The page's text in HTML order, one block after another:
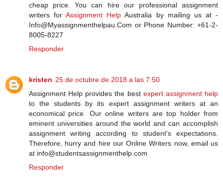
cheap price. You can hire our professional assignment
writers forAssignment Help Australia by mailing us at -
Info@Myassignmenthelpau.Com or Phone Number: +61-2-
8005-8227
Responder
kristen 25 de octubre de 2018 a las 7:50
Assignment Help provides the best expert assignment help
to the students by its expert assignment writers at an
economical price. Our online writers are top holder from
eminent universities around the world and can accomplish
assignment writing according to student’s expectations.
Therefore, hurry and hire our Online Writers now, email us
at info@studentsassignmenthelp.com
Responder